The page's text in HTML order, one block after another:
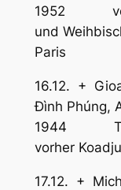
1952
und
Paris
16.12. +
Đình Phúng,
1944
vorher
17.12. +